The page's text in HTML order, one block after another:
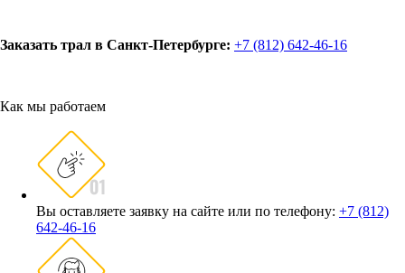
Заказать трал в Санкт-Петербурге: +7 (812) 642-46-16
Как мы работаем
Вы оставляете заявку на сайте или по телефону: +7 (812)
642-46-16